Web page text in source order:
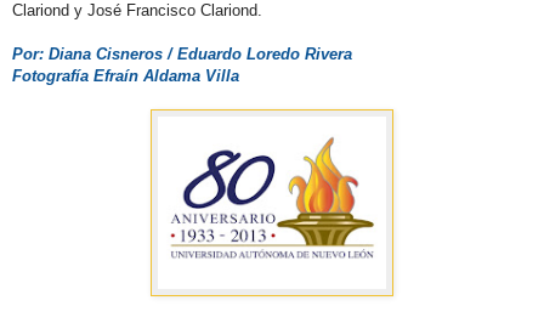
Clariond y José Francisco Clariond.
Por: Diana Cisneros / Eduardo Loredo Rivera
Fotografía Efraín Aldama Villa